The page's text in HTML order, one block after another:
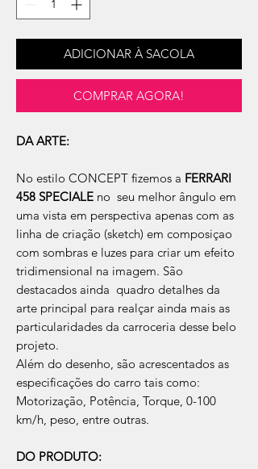
ADICIONAR À SACOLA
COMPRAR AGORA!
DA ARTE:
No estilo CONCEPT fizemos a FERRARI
458 SPECIALE no seu melhor ângulo em
uma vista em perspectiva apenas com as
linha de criação (sketch) em composiçao
com sombras e luzes para criar um efeito
tridimensional na imagem. São
destacados ainda quadro detalhes da
arte principal para realçar ainda mais as
particularidades da carroceria desse belo
projeto.
Além do desenho, são acrescentados as
especificações do carro tais como:
Motorização, Potência, Torque, 0-100
km/h, peso, entre outras.
DO PRODUTO: